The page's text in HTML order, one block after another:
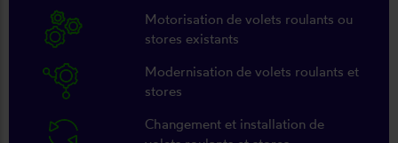
Motorisation de volets roulants ou
stores existants
Modernisation de volets roulants et
stores
Changement et installation de